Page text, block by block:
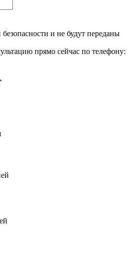
и не будут переданы
прямо сейчас по телефону: